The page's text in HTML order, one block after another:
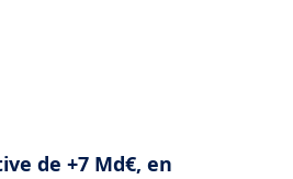
de +7 Md€, en